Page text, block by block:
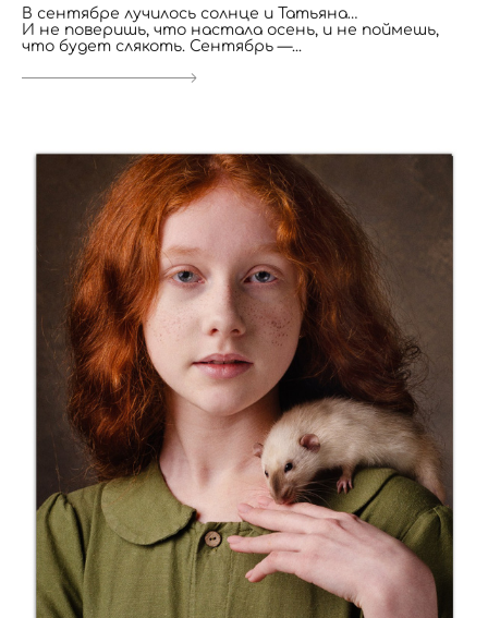
В сентябре лучилось солнце и Татьяна…
И не поверишь, что настала осень, и не поймешь,
что будет слякоть. Сентябрь —...